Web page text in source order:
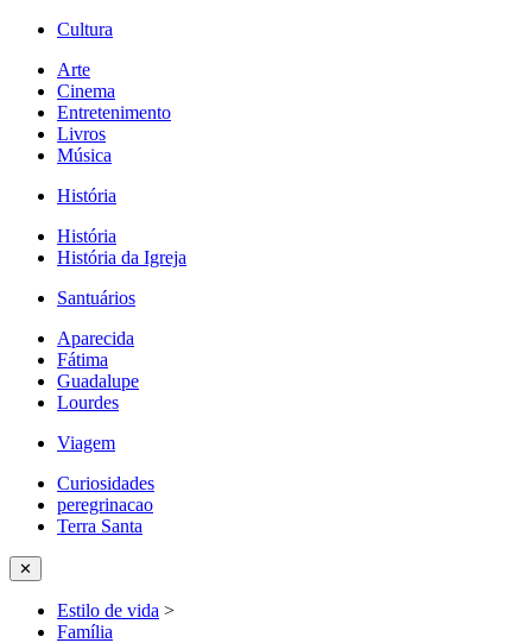
Cultura
Arte
Cinema
Entretenimento
Livros
Música
História
História
História da Igreja
Santuários
Aparecida
Fátima
Guadalupe
Lourdes
Viagem
Curiosidades
peregrinacao
Terra Santa
✕
Estilo de vida >
Família